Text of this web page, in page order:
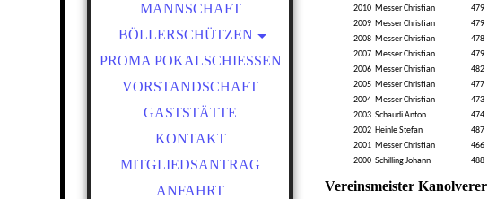
SCHÜTZENKÖNIGE
VEREINSMEISTER
MANNSCHAFT
BÖLLERSCHÜTZEN
OKTOBERFEST &
BILDER HUBERTUSMESSE
NEUJAHRSBÖLLERN
BILDER BÖLLER
PROMA POKALSCHIESSEN
VORSTANDSCHAFT
GASTSTÄTTE
KONTAKT
MITGLIEDSANTRAG
ANFAHRT
Vereinsmeister Kanolverer